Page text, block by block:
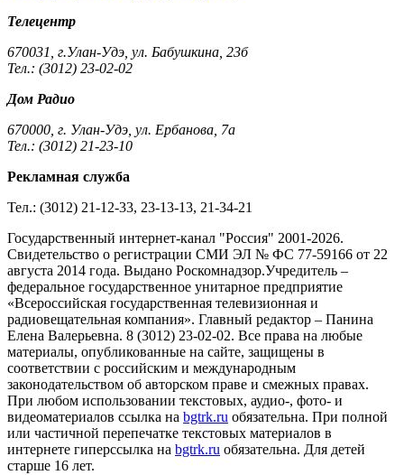
Телецентр
670031, г.Улан-Удэ, ул. Бабушкина, 23б
Тел.: (3012) 23-02-02
Дом Радио
670000, г. Улан-Удэ, ул. Ербанова, 7а
Тел.: (3012) 21-23-10
Рекламная служба
Тел.: (3012) 21-12-33, 23-13-13, 21-34-21
Государственный интернет-канал "Россия" 2001-2026.
Cвидетельство о регистрации СМИ ЭЛ № ФС 77-59166 от 22
августа 2014 года. Выдано Роскомнадзор.Учредитель –
федеральное государственное унитарное предприятие
«Всероссийская государственная телевизионная и
радиовещательная компания». Главный редактор – Панина
Елена Валерьевна. 8 (3012) 23-02-02. Все права на любые
материалы, опубликованные на сайте, защищены в
соответствии с российским и международным
законодательством об авторском праве и смежных правах.
При любом использовании текстовых, аудио-, фото- и
видеоматериалов ссылка на bgtrk.ru обязательна. При полной
или частичной перепечатке текстовых материалов в
интернете гиперссылка на bgtrk.ru обязательна. Для детей
старше 16 лет.